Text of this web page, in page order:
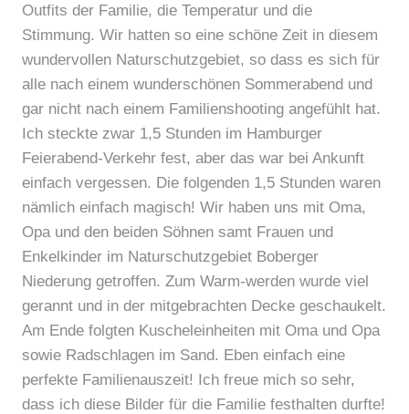
Outfits der Familie, die Temperatur und die
Stimmung. Wir hatten so eine schöne Zeit in diesem
wundervollen Naturschutzgebiet, so dass es sich für
alle nach einem wunderschönen Sommerabend und
gar nicht nach einem Familienshooting angefühlt hat.
Ich steckte zwar 1,5 Stunden im Hamburger
Feierabend-Verkehr fest, aber das war bei Ankunft
einfach vergessen. Die folgenden 1,5 Stunden waren
nämlich einfach magisch! Wir haben uns mit Oma,
Opa und den beiden Söhnen samt Frauen und
Enkelkinder im Naturschutzgebiet Boberger
Niederung getroffen. Zum Warm-werden wurde viel
gerannt und in der mitgebrachten Decke geschaukelt.
Am Ende folgten Kuscheleinheiten mit Oma und Opa
sowie Radschlagen im Sand. Eben einfach eine
perfekte Familienauszeit! Ich freue mich so sehr,
dass ich diese Bilder für die Familie festhalten durfte!